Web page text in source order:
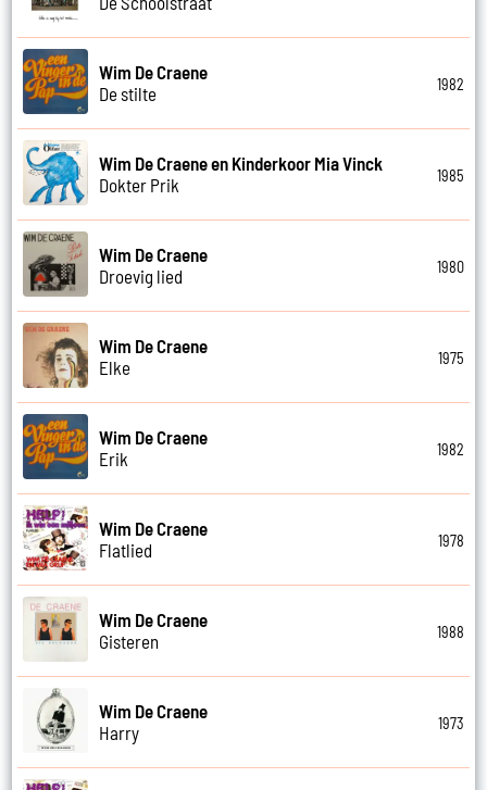
Wim De Craene
De stilte
1982
Wim De Craene en Kinderkoor Mia Vinck
Dokter Prik
1985
Wim De Craene
Droevig lied
1980
Wim De Craene
Elke
1975
Wim De Craene
Erik
1982
Wim De Craene
Flatlied
1978
Wim De Craene
Gisteren
1988
Wim De Craene
Harry
1973